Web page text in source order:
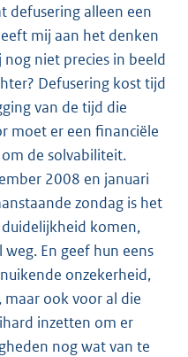
defusering alleen een
mij aan het denken
niet precies in beeld
Defusering kost tijd
van de tijd die
moet er een financiële
de solvabiliteit.
2008 en januari
zondag is het
komen,
En geef hun eens
onzekerheid,
ook voor al die
inzetten om er
nog wat van te